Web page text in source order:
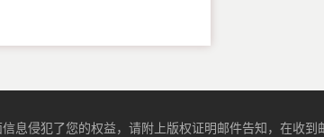
息侵犯了您的权益，请附上版权证明邮件告知，在收到